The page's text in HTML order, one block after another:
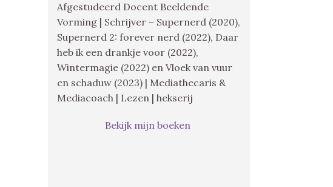
Afgestudeerd Docent Beeldende
Vorming | Schrijver – Supernerd (2020),
Supernerd 2: forever nerd (2022), Daar
heb ik een drankje voor (2022),
Wintermagie (2022) en Vloek van vuur
en schaduw (2023) | Mediathecaris &
Mediacoach | Lezen | hekserij
Bekijk mijn boeken